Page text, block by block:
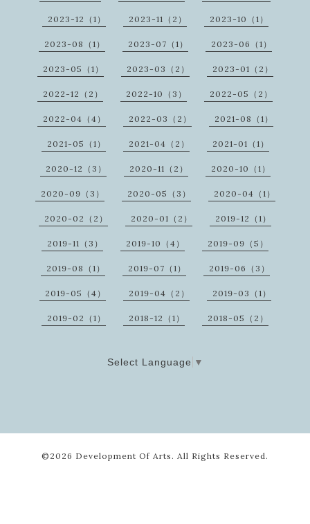
2023-12（1） 2023-11（2） 2023-10（1）
2023-08（1） 2023-07（1） 2023-06（1）
2023-05（1） 2023-03（2） 2023-01（2）
2022-12（2） 2022-10（3） 2022-05（2）
2022-04（4） 2022-03（2） 2021-08（1）
2021-05（1） 2021-04（2） 2021-01（1）
2020-12（3） 2020-11（2） 2020-10（1）
2020-09（3） 2020-05（3） 2020-04（1）
2020-02（2） 2020-01（2） 2019-12（1）
2019-11（3） 2019-10（4） 2019-09（5）
2019-08（1） 2019-07（1） 2019-06（3）
2019-05（4） 2019-04（2） 2019-03（1）
2019-02（1） 2018-12（1） 2018-05（2）
Select Language ▼
©2026 Development Of Arts . All Rights Reserved.